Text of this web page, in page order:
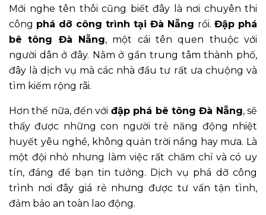
Mới nghe tên thôi cũng biết đây là nơi chuyên thi
công phá dỡ công trình tại Đà Nẵng rồi. Đập phá
bê tông Đà Nẵng, một cái tên quen thuộc với
người dân ở đây. Nằm ở gần trung tâm thành phố,
đây là dịch vụ mà các nhà đầu tư rất ưa chuộng và
tìm kiếm rộng rãi.
Hơn thế nữa, đến với đập phá bê tông Đà Nẵng, sẽ
thấy được những con người trẻ năng động nhiệt
huyết yêu nghề, không quản trời nắng hay mưa. Là
một đội nhỏ nhưng làm việc rất chăm chỉ và có uy
tín, đáng để bạn tin tưởng. Dịch vụ phá dỡ công
trình nơi đây giá rẻ nhưng được tư vấn tận tình,
đảm bảo an toàn lao động.